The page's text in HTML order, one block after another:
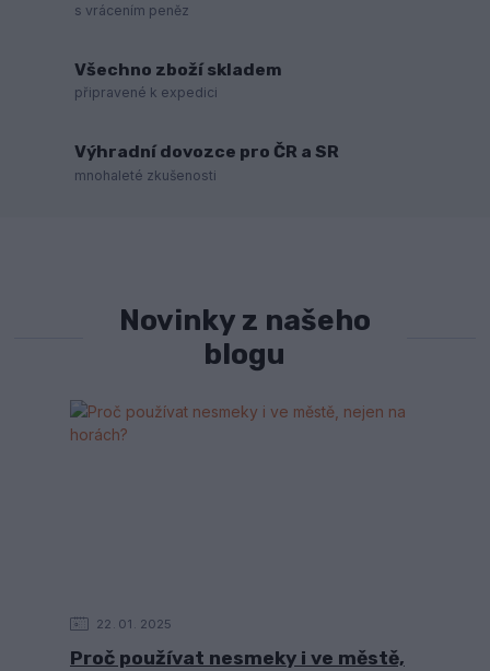
s vrácením peněz
Všechno zboží skladem
připravené k expedici
Výhradní dovozce pro ČR a SR
mnohaleté zkušenosti
Novinky z našeho
blogu
22 01 2025
Proč používat nesmeky i ve městě,